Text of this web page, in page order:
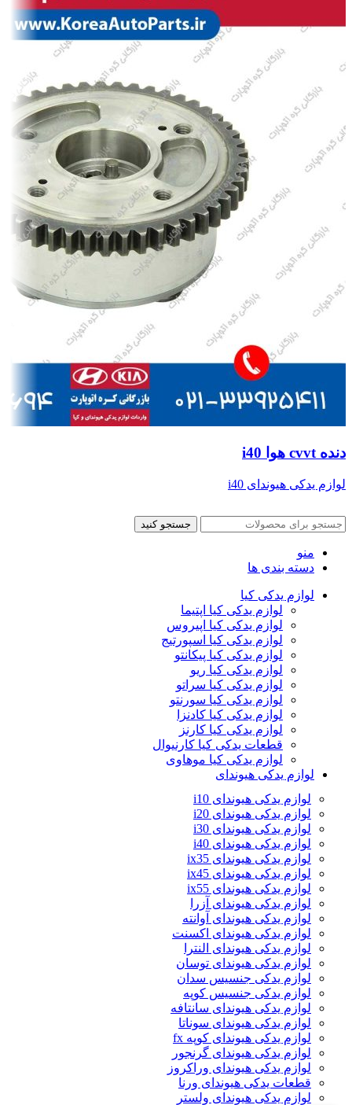
دنده cvvt هوا i40
لوازم یدکی هیوندای i40
جستجو کنید
منو
دسته بندی ها
لوازم یدکی کیا
لوازم یدکی کیا اپتیما
لوازم یدکی کیا اپیروس
لوازم یدکی کیا اسپورتیج
لوازم یدکی کیا پیکانتو
لوازم یدکی کیا ریو
لوازم یدکی کیا سراتو
لوازم یدکی کیا سورنتو
لوازم یدکی کیا کادنزا
لوازم یدکی کیا کارنز
قطعات یدکی کیا کارنیوال
لوازم یدکی کیا موهاوی
لوازم یدکی هیوندای
لوازم یدکی هیوندای i10
لوازم یدکی هیوندای i20
لوازم یدکی هیوندای i30
لوازم یدکی هیوندای i40
لوازم یدکی هیوندای ix35
لوازم یدکی هیوندای ix45
لوازم یدکی هیوندای ix55
لوازم یدکی هیوندای آزرا
لوازم یدکی هیوندای آوانته
لوازم یدکی هیوندای اکسنت
لوازم یدکی هیوندای النترا
لوازم یدکی هیوندای توسان
لوازم یدکی جنسیس سدان
لوازم یدکی جنسیس کوپه
لوازم یدکی هیوندای سانتافه
لوازم یدکی هیوندای سوناتا
لوازم یدکی هیوندای کوپه fx
لوازم یدکی هیوندای گرنجور
لوازم یدکی هیوندای وراکروز
قطعات یدکی هیوندای ورنا
لوازم یدکی هیوندای ولستر